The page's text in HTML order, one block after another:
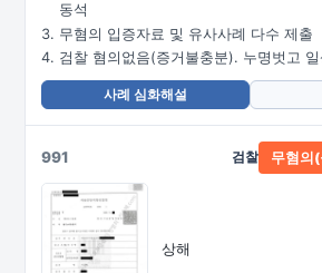
동석
무혐의 입증자료 및 유사사례 다수 제출
검찰 혐의없음(증거불충분). 누명벗고 일
사례 심화해설
991
상해
검찰 무혐의